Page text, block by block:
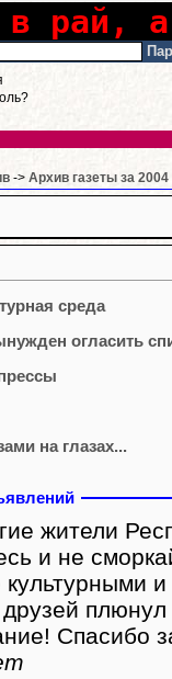
в рай,
-> Архив газеты за 2004
среда
огласить
на глазах...
жители
и не
культурными
Спасибо